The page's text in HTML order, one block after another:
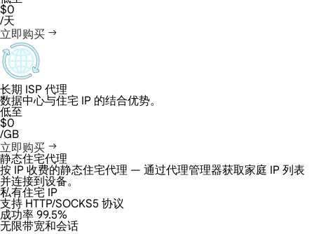
$0
/天
立即购买
长期 ISP 代理
数据中心与住宅 IP 的结合优势。
低至
$0
/GB
立即购买
静态住宅代理
按 IP 收费的静态住宅代理 — 通过代理管理器获取家庭 IP 列表
并连接到设备。
私有住宅 IP
支持 HTTP/SOCKS5 协议
成功率 99.5%
无限带宽和会话